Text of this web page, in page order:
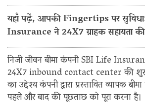
यहाँ पढ़ें, आपकी Fingertips पर
Insurance ने 24X7 ग्राहक सहायता
निजी जीवन बीमा कंपनी SBI Life
24X7 inbound contact center की
का उद्देश्य कंपनी द्वारा प्रस्तावित व्यापक
पहले और बाद की पूछताछ को पूरा करना है।